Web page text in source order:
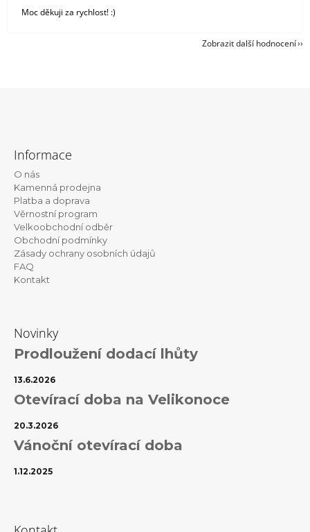
Moc děkuji za rychlost! :)
Zobrazit další hodnocení
Informace
O nás
Kamenná prodejna
Platba a doprava
Věrnostní program
Velkoobchodní odběr
Obchodní podmínky
Zásady ochrany osobních údajů
FAQ
Kontakt
Novinky
Prodloužení dodací lhůty
13.6.2026
Otevírací doba na Velikonoce
20.3.2026
Vánoční otevírací doba
1.12.2025